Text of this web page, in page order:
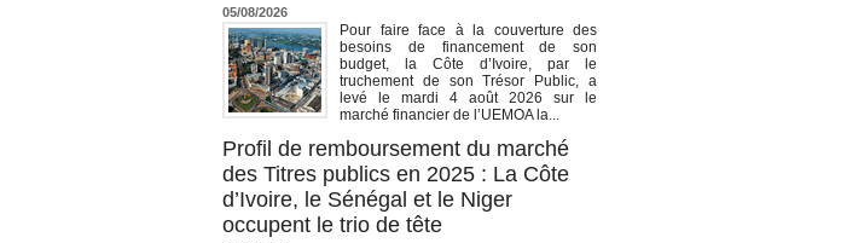
05/08/2026
Pour faire face à la couverture des
besoins de financement de son
budget, la Côte d’Ivoire, par le
truchement de son Trésor Public, a
levé le mardi 4 août 2026 sur le
marché financier de l’UEMOA la...
Profil de remboursement du marché
des Titres publics en 2025 : La Côte
d’Ivoire, le Sénégal et le Niger
occupent le trio de tête